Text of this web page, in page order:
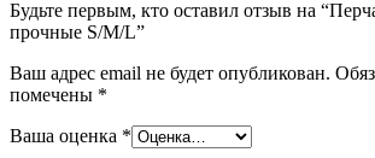
Будьте первым, кто оставил отзыв на
прочные S/M/L”
Ваш адрес email не будет опубликован.
помечены *
Ваша оценка *